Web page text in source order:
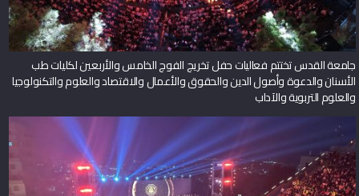
جامعة القدس تختتم فعاليات حفل تخريج الفوج الخامس والأربعين لكليات طب
الأسنان والدعوة وأصول الدين والحقوق والأعمال والاقتصاد والعلوم والتكنولوجيا
والعلوم التربوية والآداب